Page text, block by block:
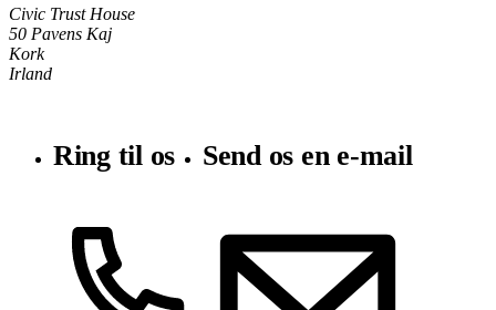
Civic Trust House
50 Pavens Kaj
Kork
Irland
Ring til os Send os en e-mail